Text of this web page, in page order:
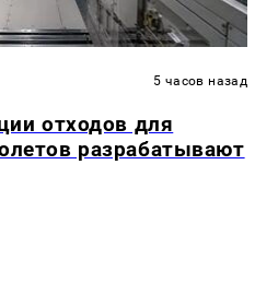
5 часов назад
отходов для
разрабатывают